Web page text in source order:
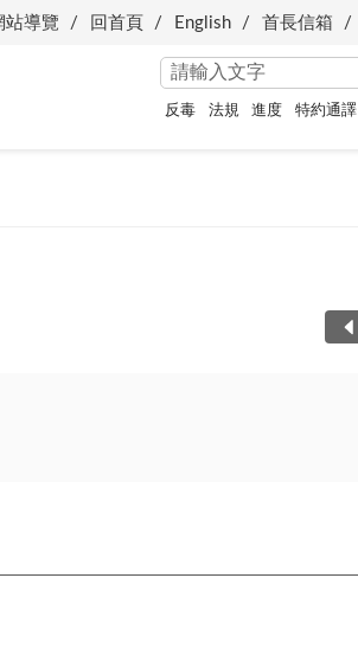
站導覽 回首頁 English 首長信箱
反毒 法規 進度 特約通譯